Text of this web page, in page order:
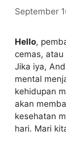
September
Hello,
cemas,
Jika iya,
mental
kehidupan
akan
kesehatan
hari. Mari